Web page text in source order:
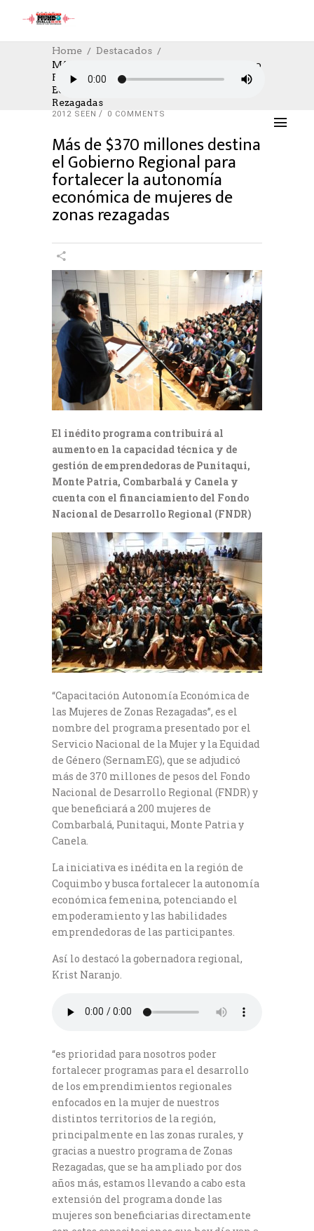
Home
Destacados
Más De $370 Millones Destina El Gobierno
Regional Para Fortalecer La Autonomía
Económica De Mujeres De Zonas
Rezagadas
DESTACADOS FACEBOOK LIVE,GAMING,
SOCIAL
27/03/2023
2012 SEEN
0 COMMENTS
Más de $370 millones destina
el Gobierno Regional para
fortalecer la autonomía
económica de mujeres de
zonas rezagadas
El inédito programa contribuirá al
aumento en la capacidad técnica y de
gestión de emprendedoras de Punitaqui,
Monte Patria, Combarbalá y Canela y
cuenta con el financiamiento del Fondo
Nacional de Desarrollo Regional (FNDR)
“Capacitación Autonomía Económica de
las Mujeres de Zonas Rezagadas”, es el
nombre del programa presentado por el
Servicio Nacional de la Mujer y la Equidad
de Género (SernamEG), que se adjudicó
más de 370 millones de pesos del Fondo
Nacional de Desarrollo Regional (FNDR) y
que beneficiará a 200 mujeres de
Combarbalá, Punitaqui, Monte Patria y
Canela.
La iniciativa es inédita en la región de
Coquimbo y busca fortalecer la autonomía
económica femenina, potenciando el
empoderamiento y las habilidades
emprendedoras de las participantes.
Así lo destacó la gobernadora regional,
Krist Naranjo.
“es prioridad para nosotros poder
fortalecer programas para el desarrollo
de los emprendimientos regionales
enfocados en la mujer de nuestros
distintos territorios de la región,
principalmente en las zonas rurales, y
gracias a nuestro programa de Zonas
Rezagadas, que se ha ampliado por dos
años más, estamos llevando a cabo esta
extensión del programa donde las
mujeres son beneficiarias directamente